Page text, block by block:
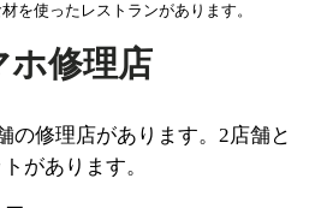
を使ったレストランがあります。
ホ修理店
の修理店があります。2店舗と
があります。